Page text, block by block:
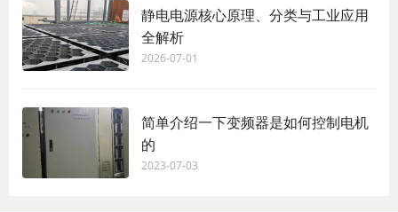
静电电源核心原理、分类与工业应用
全解析
2026-07-01
简单介绍一下变频器是如何控制电机
的
2023-07-03